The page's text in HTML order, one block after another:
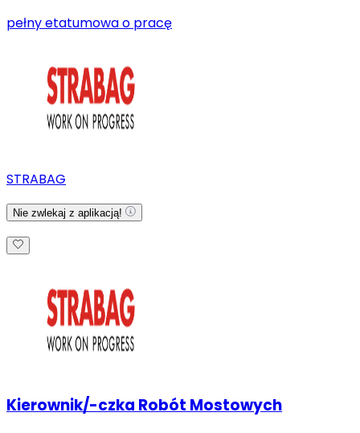
pełny etatumowa o pracę
STRABAG
Nie zwlekaj z aplikacją!
Kierownik/-czka Robót Mostowych